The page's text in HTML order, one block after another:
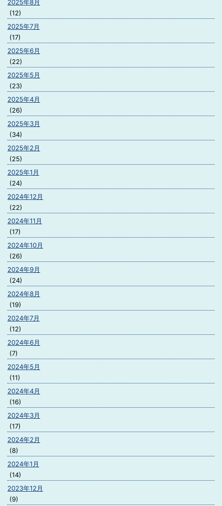
2025年8月
(12)
2025年7月
(17)
2025年6月
(22)
2025年5月
(23)
2025年4月
(26)
2025年3月
(34)
2025年2月
(25)
2025年1月
(24)
2024年12月
(22)
2024年11月
(17)
2024年10月
(26)
2024年9月
(24)
2024年8月
(19)
2024年7月
(12)
2024年6月
(7)
2024年5月
(11)
2024年4月
(16)
2024年3月
(17)
2024年2月
(8)
2024年1月
(14)
2023年12月
(9)